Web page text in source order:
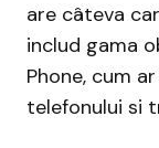
are câteva
includ gama
Phone, cum
telefonului si